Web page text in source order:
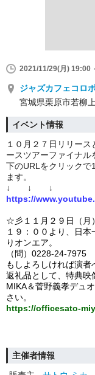
2021/11/29(月) 19:00
ジャズカフェコロ
宮城県栗原市若柳
イベント情報
１０月２７日リリー
ースツアーファイナル
下のURLをクリック
ます。
↓ ↓ ↓
https://
☆彡１１月２９日（月）
１９：００より、日
りオンエア。
（問）0228-24-7975
もしよろしければ演者
返礼品として、特典映
MIKA＆菅野義孝デュ
さい。
https://officesato-
主催者情報